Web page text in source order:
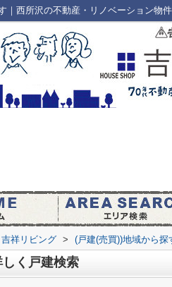
｜西所沢の不動産・リノベーション物
祥リビング > (戸建(売買))地域から探
く戸建検索